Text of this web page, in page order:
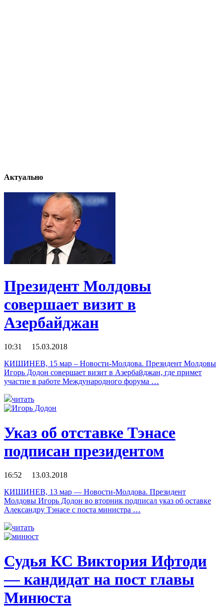
Актуально
Президент Молдовы
совершает визит в
Азербайджан
10:31 15.03.2018
КИШИНЕВ, 15 мар – Новости-Молдова. Президент Молдовы
Игорь Додон совершает визит в Азербайджан, где примет
участие в работе Международного форума …
читать
Указ об отставке Тэнасе
подписан президентом
16:52 13.03.2018
КИШИНЕВ, 13 мар — Новости-Молдова. Президент
Молдовы Игорь Додон во вторник подписал указ об оставке
Александру Тэнасе с поста министра …
читать
Судья КС Виктория Ифтоди
— кандидат на пост главы
Минюста